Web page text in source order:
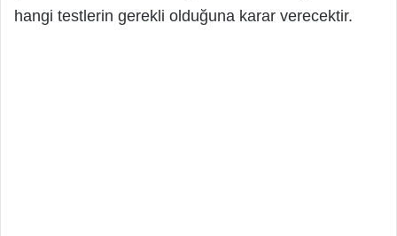
hangi testlerin gerekli olduğuna karar verecektir.